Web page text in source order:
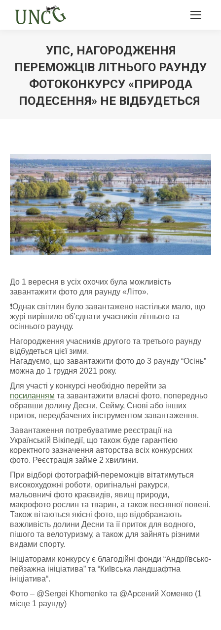
УПС, НАГОРОДЖЕННЯ
ПЕРЕМОЖЦІВ ЛІТНЬОГО РАУНДУ
ФОТОКОНКУРСУ «ПРИРОДА
ПОДЕСЕННЯ» НЕ ВІДБУДЕТЬСЯ
До 1 вересня в усіх охочих була можливість
завантажити фото для раунду «Літо».
❗️Однак світлин було завантажено настільки мало, що
журі вирішило об’єднати учасників літнього та
осіннього раунду.
Нагородження учасників другого та третього раунду
відбудеться цієї зими.
Нагадуємо, що завантажити фото до 3 раунду “Осінь”
можна до 1 грудня 2021 року.
Для участі у конкурсі необхідно перейти за
посиланням та завантажити власні фото, попередньо
обравши долину Десни, Сейму, Снові або інших
приток, передбачених інструментом завантаження.
Завантаження потребуватиме реєстрації на
Українській Вікіпедії, що також буде гарантією
коректного зазначення авторства всіх конкурсних
фото. Реєстрація займе 2 хвилини.
При відборі фотографій-переможців вітатимуться
високохудожні роботи, оригінальні ракурси,
мальовничі фото краєвидів, явищ природи,
макрофото рослин та тварин, а також весняної повені.
Також вітаються якісні фото, що відображають
важливість долини Десни та її приток для водного,
пішого та велотуризму, а також для зайнять різними
видами спорту.
Ініціаторами конкурсу є благодійні фонди “Андріївсько-
пейзажна ініціатива” та “Київська ландшафтна
ініціатива“.
Фото – @Sergei Khomenko та @Арсений Хоменко (1
місце 1 раунду)